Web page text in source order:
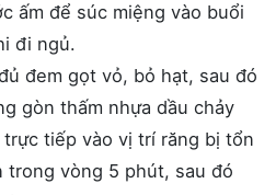
ấm để súc miệng vào buổi
đi ngủ.
đem gọt vỏ, bỏ hạt, sau đó
gòn thấm nhựa dầu chảy
trực tiếp vào vị trí răng bị tổn
trong vòng 5 phút, sau đó